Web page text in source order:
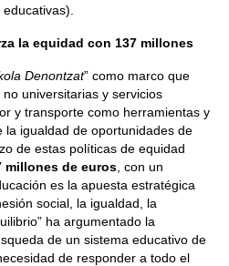
la equidad con 137 millones
Denontzat” como marco que
universitarias y servicios
y transporte como herramientas y
la igualdad de oportunidades de
de estas políticas de equidad
millones de euros , con un
es la apuesta estratégica
social, la igualdad, la
ha argumentado la
de un sistema educativo de
de responder a todo el